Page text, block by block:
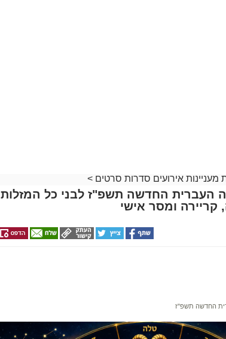
מעניינות אירועים סדרות סרטים >
העברית החדשה תשפ"ז לבני כל המזלות
ומסר אישי
החדשה תשפ"ז